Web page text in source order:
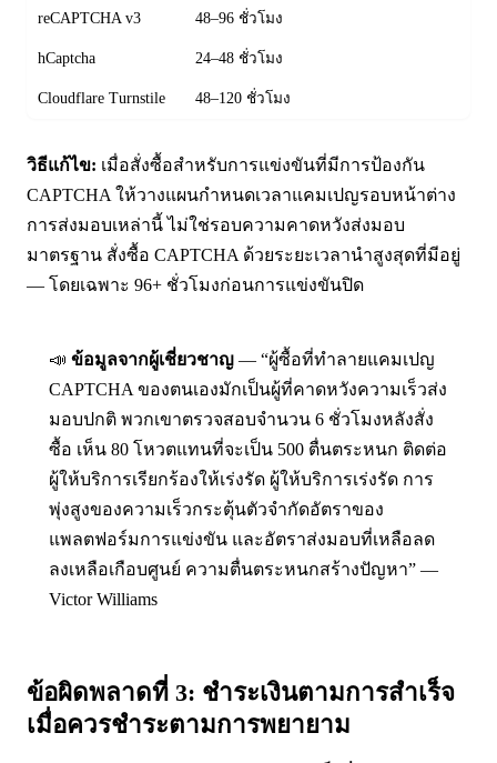
reCAPTCHA v3 48–96 ชั่วโมง
hCaptcha 24–48 ชั่วโมง
Cloudflare Turnstile 48–120 ชั่วโมง
วิธีแก้ไข: เมื่อสั่งซื้อสำหรับการแข่งขันที่มีการป้องกัน
CAPTCHA ให้วางแผนกำหนดเวลาแคมเปญรอบหน้าต่าง
การส่งมอบเหล่านี้ ไม่ใช่รอบความคาดหวังส่งมอบ
มาตรฐาน สั่งซื้อ CAPTCHA ด้วยระยะเวลานำสูงสุดที่มีอยู่
— โดยเฉพาะ 96+ ชั่วโมงก่อนการแข่งขันปิด
📣 ข้อมูลจากผู้เชี่ยวชาญ — “ผู้ซื้อที่ทำลายแคมเปญ
CAPTCHA ของตนเองมักเป็นผู้ที่คาดหวังความเร็วส่ง
มอบปกติ พวกเขาตรวจสอบจำนวน 6 ชั่วโมงหลังสั่ง
ซื้อ เห็น 80 โหวตแทนที่จะเป็น 500 ตื่นตระหนก ติดต่อ
ผู้ให้บริการเรียกร้องให้เร่งรัด ผู้ให้บริการเร่งรัด การ
พุ่งสูงของความเร็วกระตุ้นตัวจำกัดอัตราของ
แพลตฟอร์มการแข่งขัน และอัตราส่งมอบที่เหลือลด
ลงเหลือเกือบศูนย์ ความตื่นตระหนกสร้างปัญหา” —
Victor Williams
ข้อผิดพลาดที่ 3: ชำระเงินตามการสำเร็จ
เมื่อควรชำระตามการพยายาม